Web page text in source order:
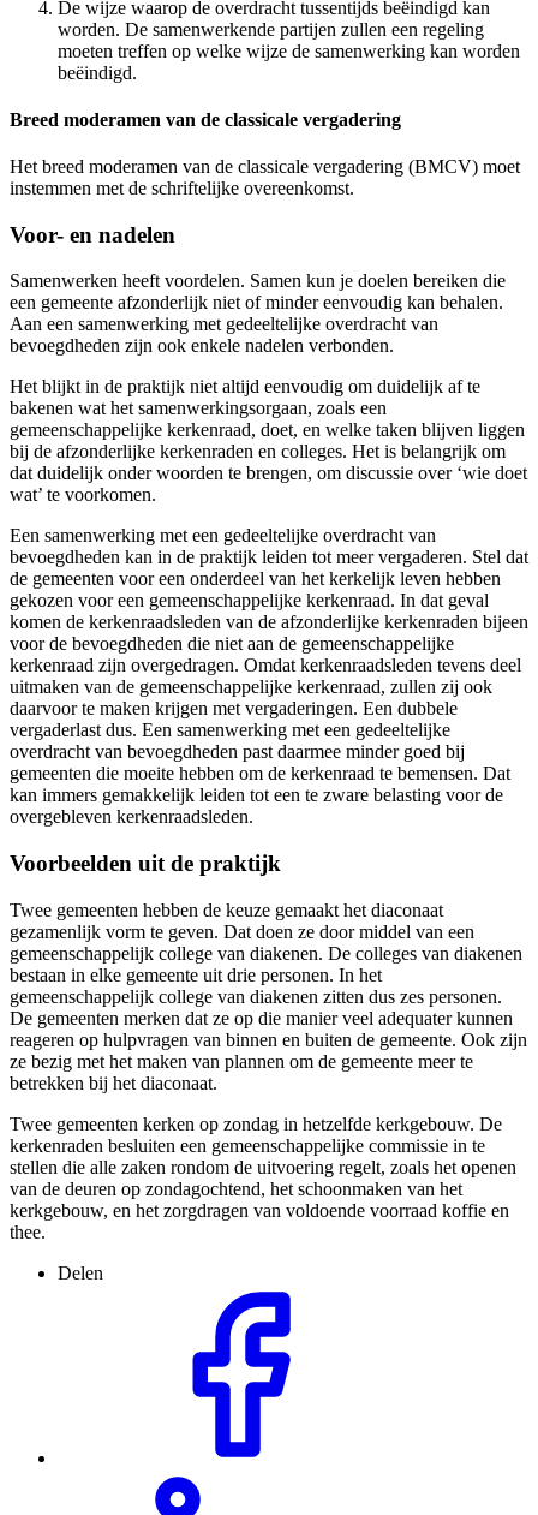
De wijze waarop de overdracht tussentijds beëindigd kan
worden. De samenwerkende partijen zullen een regeling
moeten treffen op welke wijze de samenwerking kan worden
beëindigd.
Breed moderamen van de classicale vergadering
Het breed moderamen van de classicale vergadering (BMCV) moet
instemmen met de schriftelijke overeenkomst.
Voor- en nadelen
Samenwerken heeft voordelen. Samen kun je doelen bereiken die
een gemeente afzonderlijk niet of minder eenvoudig kan behalen.
Aan een samenwerking met gedeeltelijke overdracht van
bevoegdheden zijn ook enkele nadelen verbonden.
Het blijkt in de praktijk niet altijd eenvoudig om duidelijk af te
bakenen wat het samenwerkingsorgaan, zoals een
gemeenschappelijke kerkenraad, doet, en welke taken blijven liggen
bij de afzonderlijke kerkenraden en colleges. Het is belangrijk om
dat duidelijk onder woorden te brengen, om discussie over ‘wie doet
wat’ te voorkomen.
Een samenwerking met een gedeeltelijke overdracht van
bevoegdheden kan in de praktijk leiden tot meer vergaderen. Stel dat
de gemeenten voor een onderdeel van het kerkelijk leven hebben
gekozen voor een gemeenschappelijke kerkenraad. In dat geval
komen de kerkenraadsleden van de afzonderlijke kerkenraden bijeen
voor de bevoegdheden die niet aan de gemeenschappelijke
kerkenraad zijn overgedragen. Omdat kerkenraadsleden tevens deel
uitmaken van de gemeenschappelijke kerkenraad, zullen zij ook
daarvoor te maken krijgen met vergaderingen. Een dubbele
vergaderlast dus. Een samenwerking met een gedeeltelijke
overdracht van bevoegdheden past daarmee minder goed bij
gemeenten die moeite hebben om de kerkenraad te bemensen. Dat
kan immers gemakkelijk leiden tot een te zware belasting voor de
overgebleven kerkenraadsleden.
Voorbeelden uit de praktijk
Twee gemeenten hebben de keuze gemaakt het diaconaat
gezamenlijk vorm te geven. Dat doen ze door middel van een
gemeenschappelijk college van diakenen. De colleges van diakenen
bestaan in elke gemeente uit drie personen. In het
gemeenschappelijk college van diakenen zitten dus zes personen.
De gemeenten merken dat ze op die manier veel adequater kunnen
reageren op hulpvragen van binnen en buiten de gemeente. Ook zijn
ze bezig met het maken van plannen om de gemeente meer te
betrekken bij het diaconaat.
Twee gemeenten kerken op zondag in hetzelfde kerkgebouw. De
kerkenraden besluiten een gemeenschappelijke commissie in te
stellen die alle zaken rondom de uitvoering regelt, zoals het openen
van de deuren op zondagochtend, het schoonmaken van het
kerkgebouw, en het zorgdragen van voldoende voorraad koffie en
thee.
Delen